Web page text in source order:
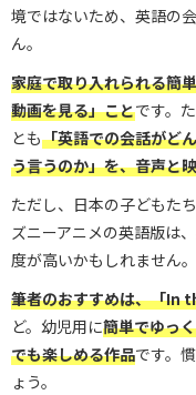
境ではないため、英語の
ん。
家庭で取り入れられる簡
動画を見る」ことです。
とも「英語での会話がど
う言うのか」を、音声と
ただし、日本の子どもた
ズニーアニメの英語版は
度が高いかもしれません。
筆者のおすすめは、「
ど。幼児用に簡単でゆっ
でも楽しめる作品です。
ょう。